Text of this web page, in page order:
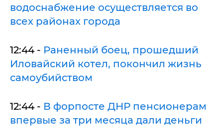
водоснабжение осуществляется во
всех районах города
12:44 - Раненный боец, прошедший
Иловайский котел, покончил жизнь
самоубийством
12:44 - В форпосте ДНР пенсионерам
впервые за три месяца дали деньги